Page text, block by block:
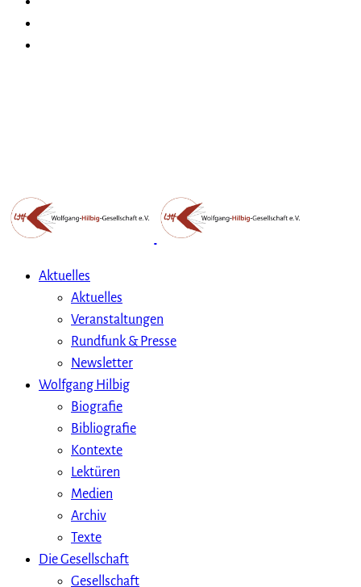
Aktuelles
Aktuelles
Veranstaltungen
Rundfunk & Presse
Newsletter
Wolfgang Hilbig
Biografie
Bibliografie
Kontexte
Lektüren
Medien
Archiv
Texte
Die Gesellschaft
Gesellschaft